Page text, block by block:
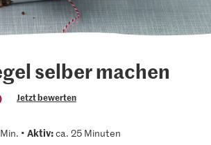
selber machen
Jetzt bewerten
• Aktiv:ca. 25 Minuten